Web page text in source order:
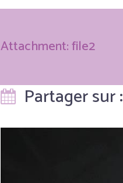
Attachment: file2
Partager sur :